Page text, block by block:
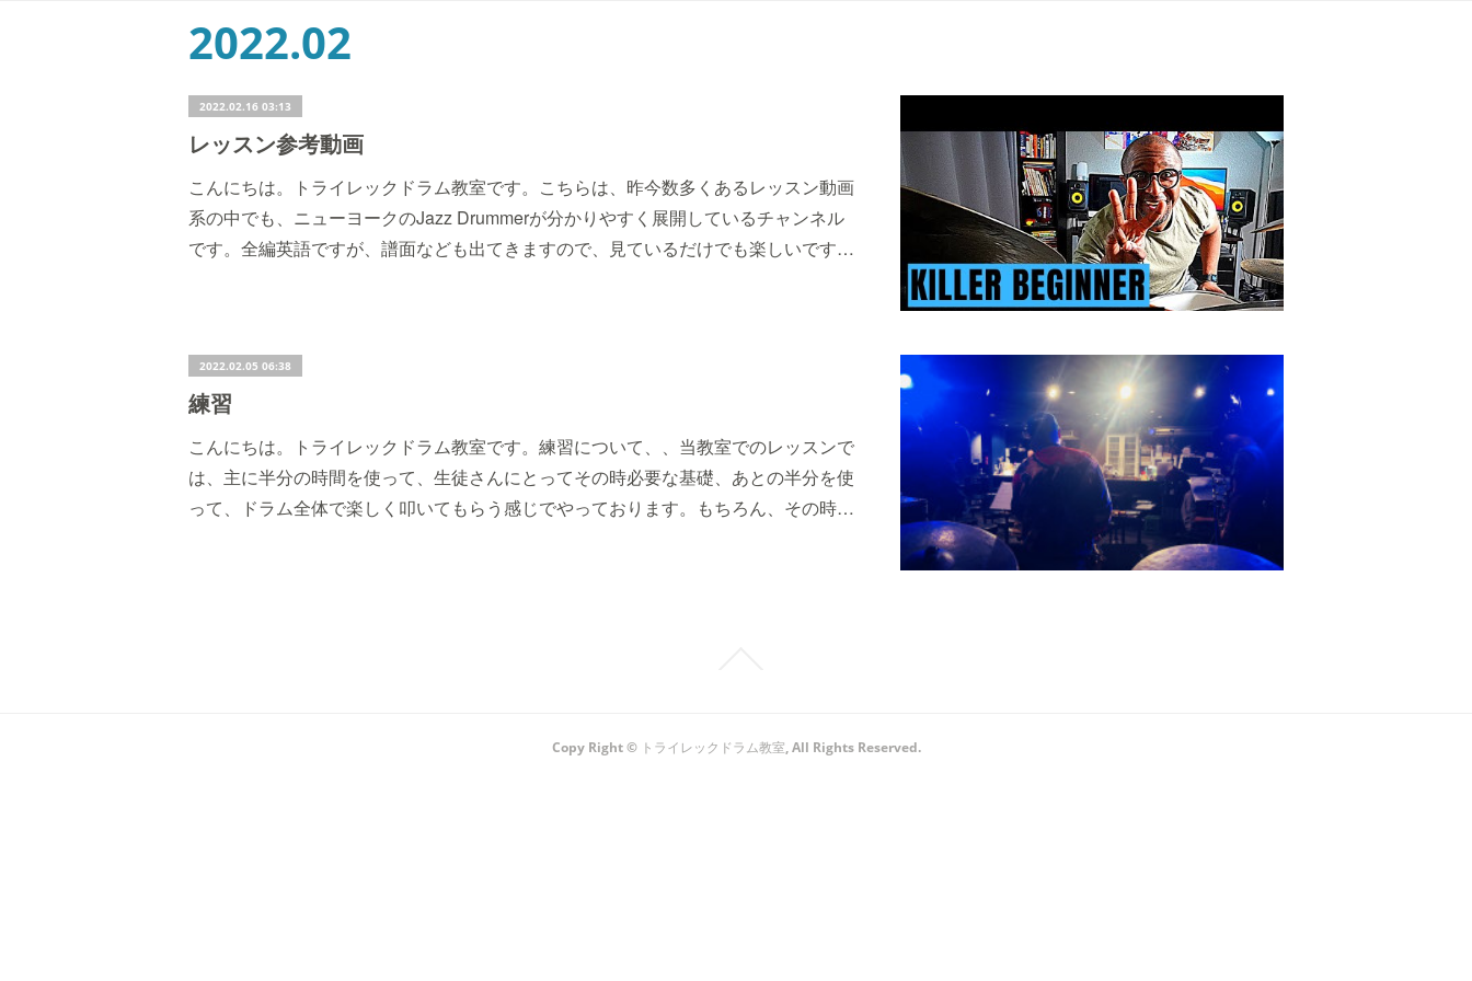
2022.02
2022.02.16 03:13
レッスン参考動画
こんにちは。トライレックドラム教室です。こちらは、昨今数多くあるレッスン動画
系の中でも、ニューヨークのJazz Drummerが分かりやすく展開しているチャンネル
です。全編英語ですが、譜面なども出てきますので、見ているだけでも楽しいです…
2022.02.05 06:38
練習
こんにちは。トライレックドラム教室です。練習について、、当教室でのレッスンで
は、主に半分の時間を使って、生徒さんにとってその時必要な基礎、あとの半分を使
って、ドラム全体で楽しく叩いてもらう感じでやっております。もちろん、その時…
Copy Right © トライレックドラム教室, All Rights Reserved.